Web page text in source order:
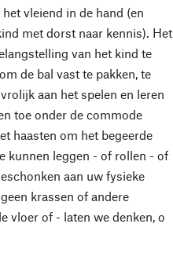
vleiend in de hand (en
met dorst naar kennis). Het
van het kind te
de bal vast te pakken, te
aan het spelen en leren
toe onder de commode
haasten om het begeerde
kunnen leggen - of rollen - of
aan uw fysieke
krassen of andere
vloer of - laten we denken, o